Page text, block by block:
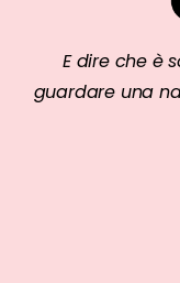
E dire che è
guardare una